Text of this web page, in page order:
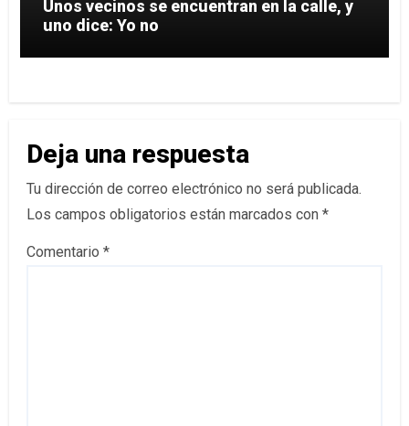
Unos vecinos se encuentran en la calle, y
uno dice: Yo no
Deja una respuesta
Tu dirección de correo electrónico no será publicada.
Los campos obligatorios están marcados con *
Comentario *